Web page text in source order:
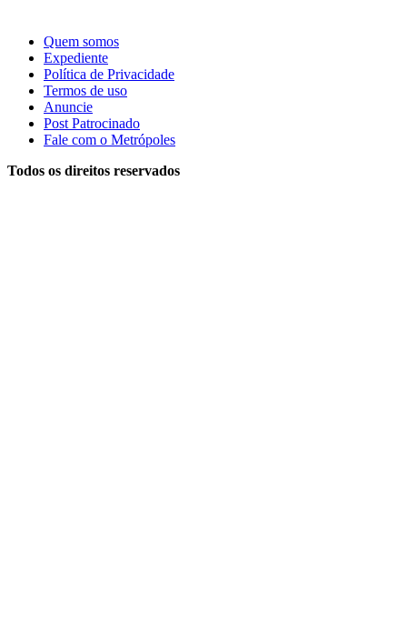
Quem somos
Expediente
Política de Privacidade
Termos de uso
Anuncie
Post Patrocinado
Fale com o Metrópoles
Todos os direitos reservados